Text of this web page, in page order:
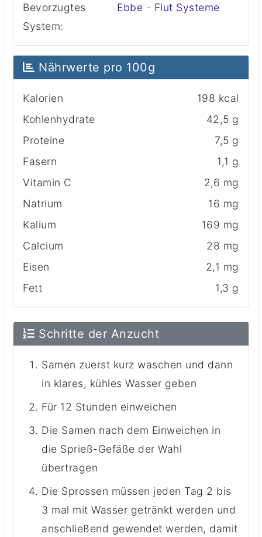
Bevorzugtes
System:
Ebbe - Flut Systeme
Nährwerte pro 100g
Kalorien
198 kcal
Kohlenhydrate
42,5 g
Proteine
7,5 g
Fasern
1,1 g
Vitamin C
2,6 mg
Natrium
16 mg
Kalium
169 mg
Calcium
28 mg
Eisen
2,1 mg
Fett
1,3 g
Schritte der Anzucht
Samen zuerst kurz waschen und dann
in klares, kühles Wasser geben
Für 12 Stunden einweichen
Die Samen nach dem Einweichen in
die Sprieß-Gefäße der Wahl
übertragen
Die Sprossen müssen jeden Tag 2 bis
3 mal mit Wasser getränkt werden und
anschließend gewendet werden, damit